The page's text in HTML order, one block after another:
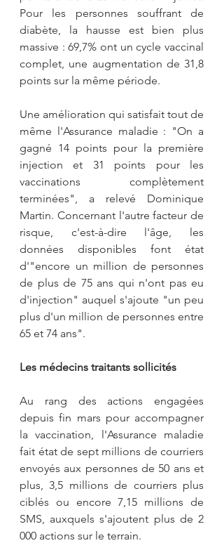
Pour les personnes souffrant de
diabète, la hausse est bien plus
massive : 69,7% ont un cycle vaccinal
complet, une augmentation de 31,8
points sur la même période.
Une amélioration qui satisfait tout de
même l'Assurance maladie : "On a
gagné 14 points pour la première
injection et 31 points pour les
vaccinations complètement
terminées", a relevé Dominique
Martin. Concernant l'autre facteur de
risque, c'est-à-dire l'âge, les
données disponibles font état
d'"encore un million de personnes
de plus de 75 ans qui n'ont pas eu
d'injection" auquel s'ajoute "un peu
plus d'un million de personnes entre
65 et 74 ans".
Les médecins traitants sollicités
Au rang des actions engagées
depuis fin mars pour accompagner
la vaccination, l'Assurance maladie
fait état de sept millions de courriers
envoyés aux personnes de 50 ans et
plus, 3,5 millions de courriers plus
ciblés ou encore 7,15 millions de
SMS, auxquels s'ajoutent plus de 2
000 actions sur le terrain.